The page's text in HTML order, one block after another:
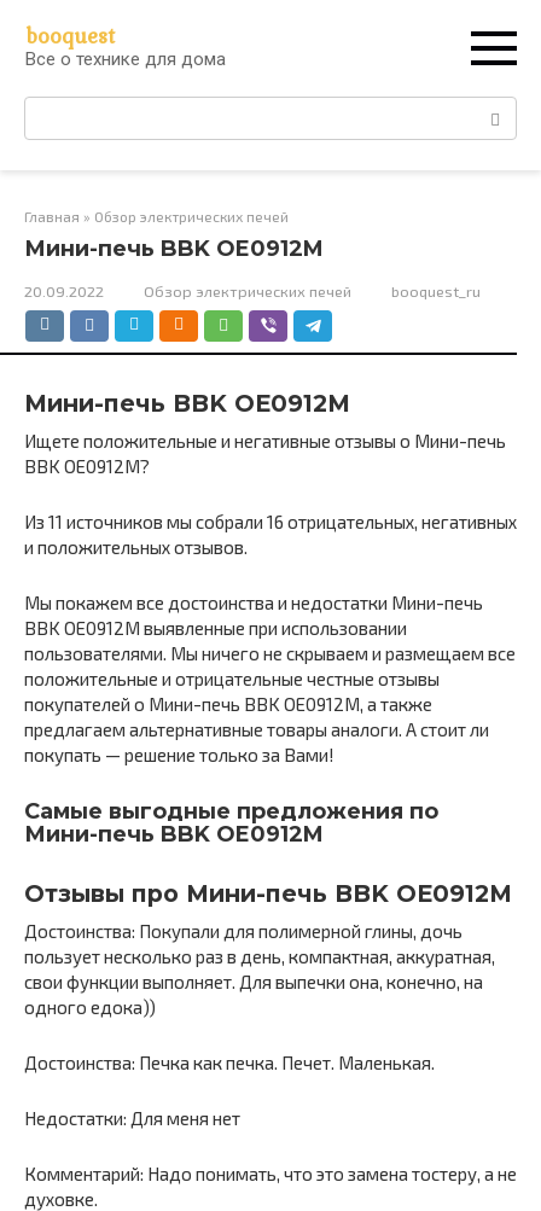
контенту
booquest
Все о технике для дома
Поиск:
Главная » Обзор электрических печей
Мини-печь BBK OE0912M
20.09.2022 Обзор электрических печей booquest_ru
Мини-печь BBK OE0912M
Ищете положительные и негативные отзывы о Мини-печь
BBK OE0912M?
Из 11 источников мы собрали 16 отрицательных, негативных
и положительных отзывов.
Мы покажем все достоинства и недостатки Мини-печь
BBK OE0912M выявленные при использовании
пользователями. Мы ничего не скрываем и размещаем все
положительные и отрицательные честные отзывы
покупателей о Мини-печь BBK OE0912M, а также
предлагаем альтернативные товары аналоги. А стоит ли
покупать — решение только за Вами!
Самые выгодные предложения по
Мини-печь BBK OE0912M
Отзывы про Мини-печь BBK OE0912M
Достоинства: Покупали для полимерной глины, дочь
пользует несколько раз в день, компактная, аккуратная,
свои функции выполняет. Для выпечки она, конечно, на
одного едока))
Достоинства: Печка как печка. Печет. Маленькая.
Недостатки: Для меня нет
Комментарий: Надо понимать, что это замена тостеру, а не
духовке.